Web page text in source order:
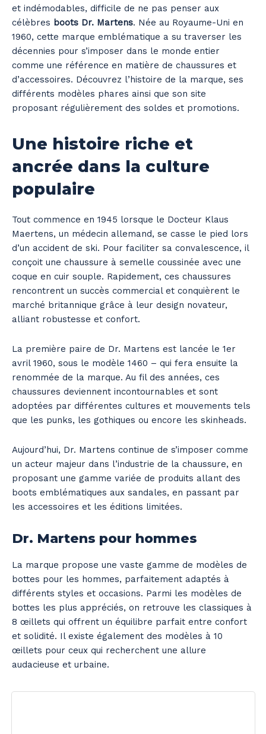
et indémodables, difficile de ne pas penser aux
célèbres boots Dr. Martens. Née au Royaume-Uni en
1960, cette marque emblématique a su traverser les
décennies pour s’imposer dans le monde entier
comme une référence en matière de chaussures et
d’accessoires. Découvrez l’histoire de la marque, ses
différents modèles phares ainsi que son site
proposant régulièrement des soldes et promotions.
Une histoire riche et
ancrée dans la culture
populaire
Tout commence en 1945 lorsque le Docteur Klaus
Maertens, un médecin allemand, se casse le pied lors
d’un accident de ski. Pour faciliter sa convalescence, il
conçoit une chaussure à semelle coussinée avec une
coque en cuir souple. Rapidement, ces chaussures
rencontrent un succès commercial et conquièrent le
marché britannique grâce à leur design novateur,
alliant robustesse et confort.
La première paire de Dr. Martens est lancée le 1er
avril 1960, sous le modèle 1460 – qui fera ensuite la
renommée de la marque. Au fil des années, ces
chaussures deviennent incontournables et sont
adoptées par différentes cultures et mouvements tels
que les punks, les gothiques ou encore les skinheads.
Aujourd’hui, Dr. Martens continue de s’imposer comme
un acteur majeur dans l’industrie de la chaussure, en
proposant une gamme variée de produits allant des
boots emblématiques aux sandales, en passant par
les accessoires et les éditions limitées.
Dr. Martens pour hommes
La marque propose une vaste gamme de modèles de
bottes pour les hommes, parfaitement adaptés à
différents styles et occasions. Parmi les modèles de
bottes les plus appréciés, on retrouve les classiques à
8 œillets qui offrent un équilibre parfait entre confort
et solidité. Il existe également des modèles à 10
œillets pour ceux qui recherchent une allure
audacieuse et urbaine.